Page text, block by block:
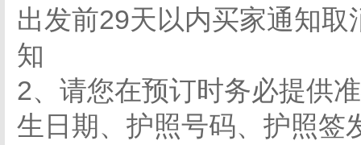
出发前29天以内买家通知
知
2、请您在预订时务必提供
生日期、护照号码、护照签